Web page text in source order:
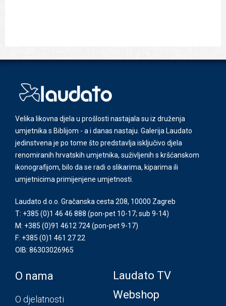
Velika likovna djela u prošlosti nastajala su iz druženja
umjetnika s Biblijom - a i danas nastaju. Galerija Laudato
jedinstvena je po tome što predstavlja isključivo djela
renomiranih hrvatskih umjetnika, suživljenih s kršćanskom
ikonografijom, bilo da se radi o slikarima, kiparima ili
umjetnicima primijenjene umjetnosti.
Laudato d.o.o. Gračanska cesta 208, 10000 Zagreb
T: +385 (0)1 46 46 888 (pon-pet 10-17; sub 9-14)
M: +385 (0)91 4612 724(pon-pet 9-17)
F: +385 (0)1 461 27 22
OIB: 86303026965
O nama
O djelatnosti
Laudato TV
Webshop